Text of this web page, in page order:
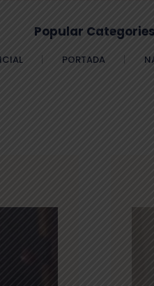
Popular Categories
PORTADA